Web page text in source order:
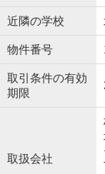
近隣の学校
物件番号
取引条件の有効
期限
取扱会社